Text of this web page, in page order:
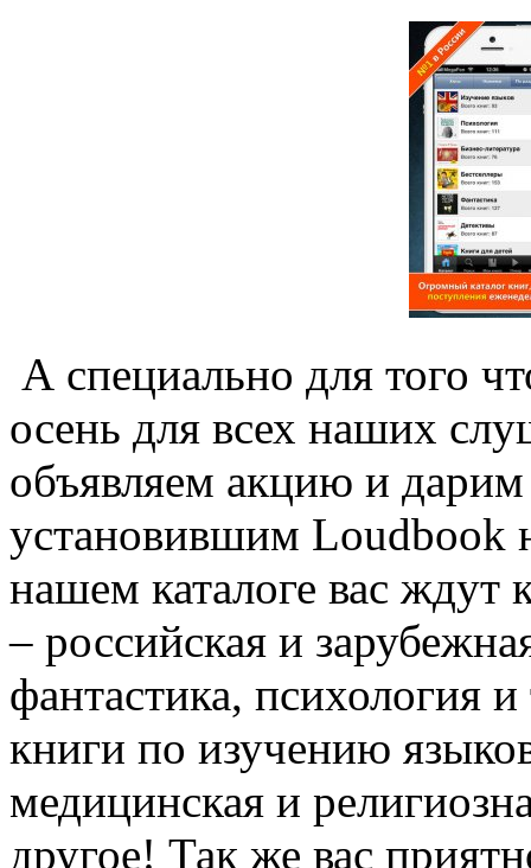
А специально для того
осень для всех наших
объявляем акцию и дарим
установившим Loudbook
нашем каталоге вас
– российская и
фантастика, психология
книги по изучению
медицинская и
другое! Так же вас